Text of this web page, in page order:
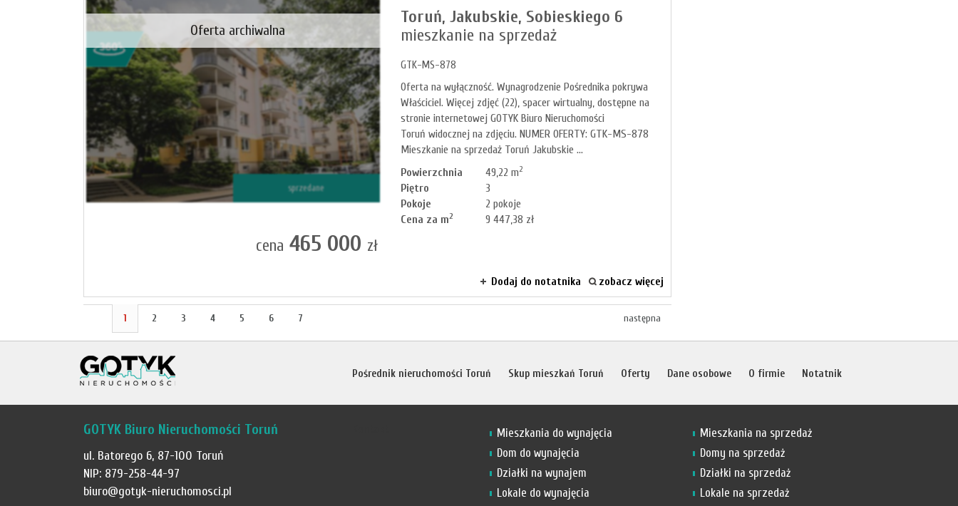
sprzedane
Oferta archiwalna
Toruń, Jakubskie, Sobieskiego 6
mieszkanie na sprzedaż
GTK-MS-878
Oferta na wyłączność. Wynagrodzenie Pośrednika pokrywa
Właściciel. Więcej zdjęć (22), spacer wirtualny, dostępne na
stronie internetowej GOTYK Biuro Nieruchomości
Toruń widocznej na zdjęciu. NUMER OFERTY: GTK-MS-878
Mieszkanie na sprzedaż Toruń Jakubskie ...
Powierzchnia
49,22 m2
Piętro
3
Pokoje
2 pokoje
Cena za m2 9 447,38 zł
cena 465 000 zł
Dodaj do notatnika zobacz więcej
1 2 3 4 5 6 7 następna
Pośrednik nieruchomości Toruń Skup mieszkań Toruń Oferty Dane osobowe O firmie Notatnik
GOTYK Biuro Nieruchomości Toruń
ul. Batorego 6, 87-100 Toruń
NIP: 879-258-44-97
biuro@gotyk-nieruchomosci.pl
Mieszkania do wynajęcia
Dom do wynajęcia
Działki na wynajem
Lokale do wynajęcia
Mieszkania na sprzedaż
Domy na sprzedaż
Działki na sprzedaż
Lokale na sprzedaż